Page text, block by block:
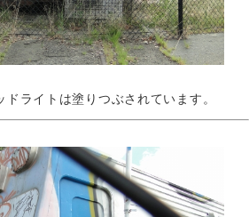
ライトは塗りつぶされています。